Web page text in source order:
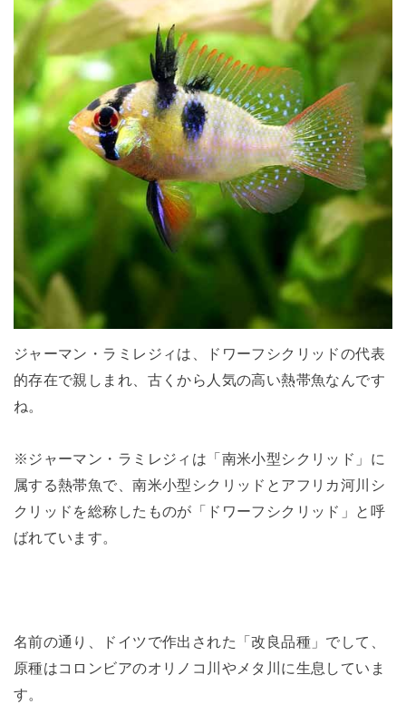
ジャーマン・ラミレジィは、ドワーフシクリッドの代表
的存在で親しまれ、古くから人気の高い熱帯魚なんです
ね。
※ジャーマン・ラミレジィは「南米小型シクリッド」に
属する熱帯魚で、南米小型シクリッドとアフリカ河川シ
クリッドを総称したものが「ドワーフシクリッド」と呼
ばれています。
名前の通り、ドイツで作出された「改良品種」でして、
原種はコロンビアのオリノコ川やメタ川に生息していま
す。